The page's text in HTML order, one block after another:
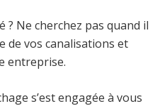
Ne cherchez pas quand il
de vos canalisations et
entreprise.
s’est engagée à vous